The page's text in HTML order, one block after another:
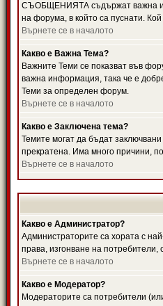
СЪОБЩЕНИЯТА съдържат важна
на форума, в който са пуснати.
Върнете се в началото
Какво е Важна Тема?
Важните Теми се показват във
важна информация, така че е
Теми за определен форум.
Върнете се в началото
Какво е Заключена тема?
Темите могат да бъдат
прекратена. Има много причини,
Върнете се в началото
Какво е Администратор?
Администраторите са хората с
права, изгонване на
Върнете се в началото
Какво е Модератор?
Модераторите са потребители